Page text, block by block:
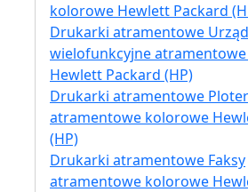
kolorowe Hewlett Packard
Drukarki atramentowe
wielofunkcyjne
Hewlett Packard (HP)
Drukarki atramentowe
atramentowe kolorowe
(HP)
Drukarki atramentowe Faksy
atramentowe kolorowe